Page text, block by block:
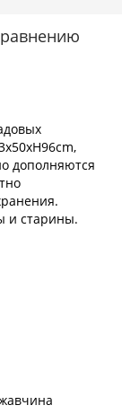
дополняются
и старины.